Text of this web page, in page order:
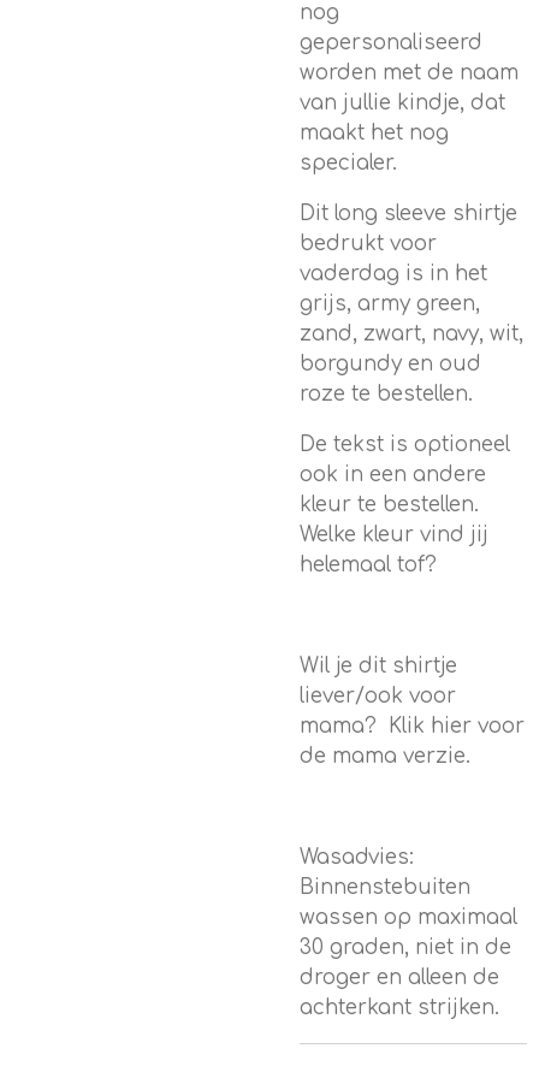
nog
gepersonaliseerd
worden met de naam
van jullie kindje, dat
maakt het nog
specialer.
Dit long sleeve shirtje
bedrukt voor
vaderdag is in het
grijs, army green,
zand, zwart, navy, wit,
borgundy en oud
roze te bestellen.
De tekst is optioneel
ook in een andere
kleur te bestellen.
Welke kleur vind jij
helemaal tof?
Wil je dit shirtje
liever/ook voor
mama? Klik hier voor
de mama verzie.
Wasadvies:
Binnenstebuiten
wassen op maximaal
30 graden, niet in de
droger en alleen de
achterkant strijken.